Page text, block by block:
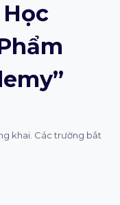
khai. Các trường bắt